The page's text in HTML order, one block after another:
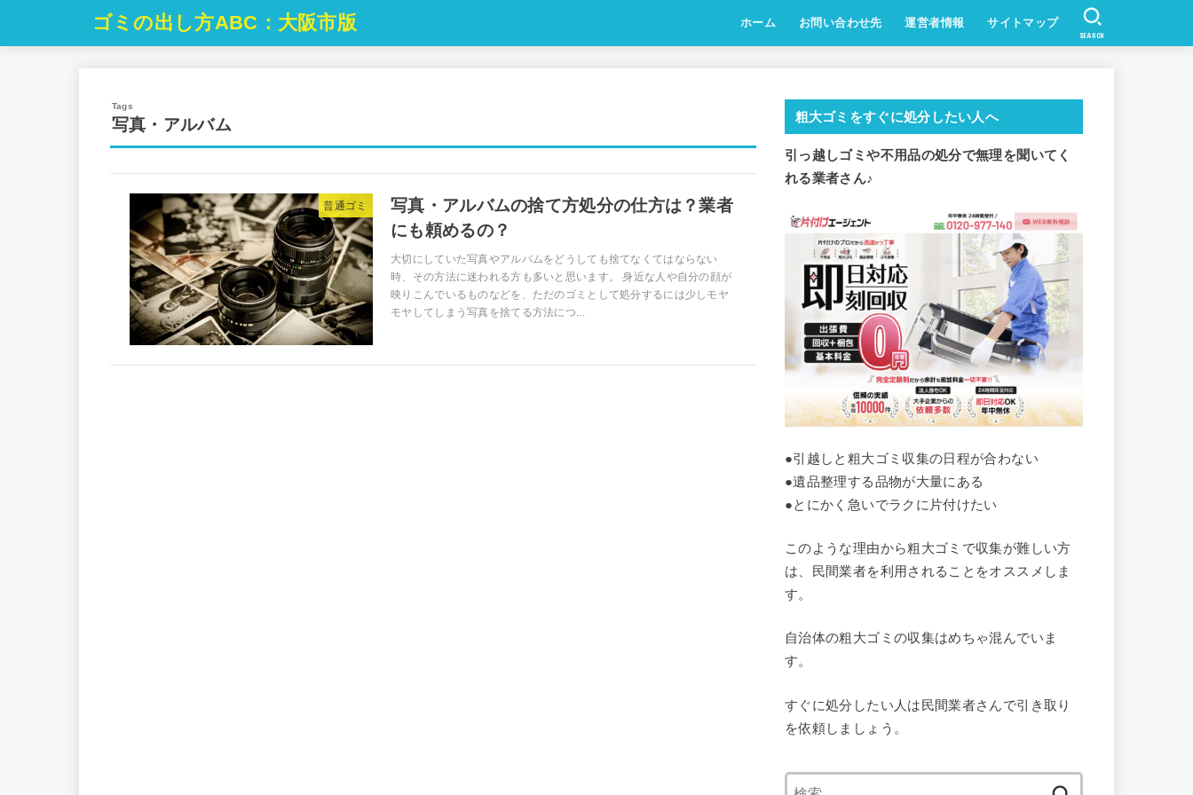
ゴミの出し方ABC：大阪市版 ホーム お問い合わせ先 運営者情報 サイトマップ
SEARCH
写真・アルバム
普通ゴミ
写真・アルバムの捨て方処分の仕方は？業者
にも頼めるの？
大切にしていた写真やアルバムをどうしても捨てなくてはならない
時、その方法に迷われる方も多いと思います。 身近な人や自分の顔が
映りこんでいるものなどを、ただのゴミとして処分するには少しモヤ
モヤしてしまう写真を捨てる方法につ...
粗大ゴミをすぐに処分したい人へ
引っ越しゴミや不用品の処分で無理を聞いてく
れる業者さん♪
●引越しと粗大ゴミ収集の日程が合わない
●遺品整理する品物が大量にある
●とにかく急いでラクに片付けたい
このような理由から粗大ゴミで収集が難しい方
は、民間業者を利用されることをオススメしま
す。
自治体の粗大ゴミの収集はめちゃ混んでいま
す。
すぐに処分したい人は民間業者さんで引き取り
を依頼しましょう。